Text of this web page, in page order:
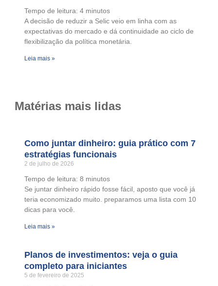
Tempo de leitura: 4 minutos
A decisão de reduzir a Selic veio em linha com as
expectativas do mercado e dá continuidade ao ciclo de
flexibilização da política monetária.
Leia mais »
Matérias mais lidas
Como juntar dinheiro: guia prático com 7
estratégias funcionais
2 de julho de 2026
Tempo de leitura: 8 minutos
Se juntar dinheiro rápido fosse fácil, aposto que você já
teria economizado muito. preparamos uma lista com 10
dicas para você.
Leia mais »
Planos de investimentos: veja o guia
completo para iniciantes
5 de fevereiro de 2025